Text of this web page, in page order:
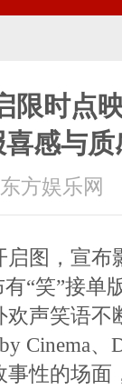
限时点
感与质
方娱乐网
图，宣布
“笑”接单
声笑语
Cinema、
性的场面